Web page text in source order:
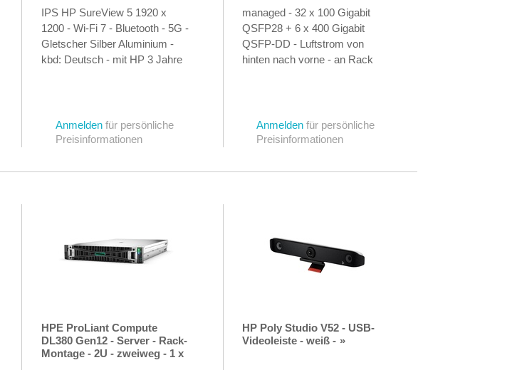
Intel Arc Graphics 140V - 32
GB RAM - 1 TB SSD NVMe -
40.6 cm (16")
IPS HP SureView 5 1920 x
1200 - Wi-Fi 7 - Bluetooth - 5G -
Gletscher Silber Aluminium -
kbd: Deutsch - mit HP 3 Jahre
Anmeldenfür persönliche
Preisinformationen
managed - 32 x 100 Gigabit
QSFP28 + 6 x 400 Gigabit
QSFP-DD - Luftstrom von
hinten nach vorne - an Rack
Anmelden für persönliche
Preisinformationen
HPE ProLiant Compute
DL380 Gen12 - Server - Rack-
Montage - 2U - zweiweg - 1 x
HP Poly Studio V52 - USB-
Videoleiste - weiß -